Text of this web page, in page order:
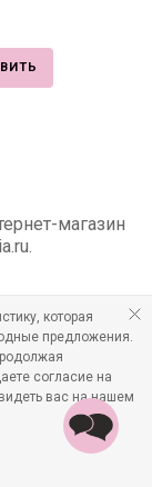
магазин
которая
предложения.
согласие на
вас на нашем